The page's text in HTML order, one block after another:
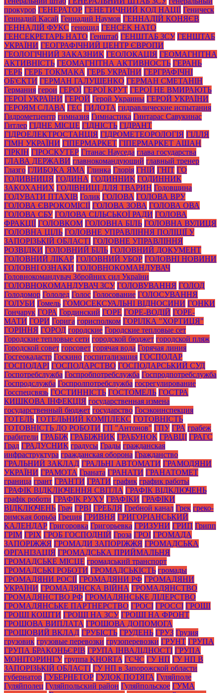
прокурор ГЕНЕРАТОР ГЕНЕТИЧНИЙ КОД НАЦІЇ Геническ
Геннадий Касай Геннадий Наумов ГЕННАДІЙ КОНЯЄВ
ГЕННАДІЙ ФУКС геноцид ГЕНСЕК НАТО
ГЕНСЕКРЕТАРЬ НАТО Генштаб ГЕНШТАБ ЗСУ ГЕНШТАБ
УКРАЇНИ ГЕОГРАФІЧНИЙ ЦЕНТР ЄВРОПИ
ГЕОЛОГІЧНИЙ ЗАКАЗНИК ГЕОЛОКАЦІЯ ГЕОМАГНІТНА
АКТИВНІСТЬ ГЕОМАГНІТНА АКТИВНОСТЬ ГЕРАНЬ
ГЕРБ ГЕРБ ТОКМАКА ГЕРБ УКРАЇНИ ГЕРГРАФІЧНІ
ОБ'ЄКТИ ГЕРМАН ГАЛУЩЕНКО ГЕРМАН СМЕТАНІН
Германия герои ГЕРОЇ ГЕРОЇ КРУТ ГЕРОЇ НЕ ВМИРАЮТЬ
ГЕРОЇ УКРАЇНИ ГЕРОЙ Герой Украины ГЕРОЙ УКРАЇНИ
ГЕРОЯМ СЛАВА ГЕС ГИДОТА гидравлические испытания
Гидрометцентр гимназия Гимнастика Гинтарас Савукинас
Гитлер ГІДНЕ МІСЦЕ ГІДНІСТЬ ГІДРАНТ
ГІДРОЕЛЕКТРОСТАНЦІЯ ГІДРОМЕТЕОРОЛОГІЯ ГІЛЛЯ
ГІМН УКРАЇНИ ГІПЕРМАРКЕТ ГІПЕРМАРКЕТ АШАН
ГІРКІН ГІРОСКУТЕР Гітанас Науседа глава государства
ГЛАВА ДЕРЖАВИ главнокомандующий главный тренер
Глазго ГЛИБОКА ЯМА Глинка Глорія ГНІЙ ГНІТ ГО
ГОДИВНИЦЯ ГОДИНА ГОДИННИК ГОДИННИК
ЗАКОХАНИХ ГОДІВНИЦІ ДЛЯ ТВАРИН Годовщина
ГОДУВАТИ ПТАХІВ Голик ГОЛОВА ГОЛОВА ВРУ
ГОЛОВА ЄВРОКОМІСІЇ ГОЛОВА ЗОВА ГОЛОВА ОВА
ГОЛОВА СБУ ГОЛОВА СІЛЬСЬКОЇ РАДИ ГОЛОВА
ФРАКЦІЇ ГОЛОВКОМ ГОЛОВНА БІЛЬ ГОЛОВНА ВУЛИЦЯ
ГОЛОВНА ЦІЛЬ ГОЛОВНЕ УПРАВЛІННЯ ПОЛІЦІЇ У
ЗАПОРІЗЬКІЙ ОБЛАСТІ ГОЛОВНЕ УПРАВЛІННЯ
РОЗВІДКИ ГОЛОВНИЙ БІЛЬ ГОЛОВНИЙ ДОКУМЕНТ
ГОЛОВНИЙ ЛІКАР ГОЛОВНИЙ УБОР ГОЛОВНІ НОВИНИ
ГОЛОВНІ ОЗНАКИ ГОЛОВНОКОМАНДУВАЧ
Головнокомандувач Збройних сил України
ГОЛОВНОКОМАНДУВАЧ ЗСУ ГОЛОВУВАННЯ ГОЛОД
Голодомор Гололед Голос Голосование ГОЛОСУВАННЯ
ГОЛУБИ Гомель ГОМОСЕКСУАЛЬНІ ВІДНОСИНИ ГОНКИ
Гончарук ГОРА Гординский ГОРЕ ГОРЕ-ВОДІЙ ГОРЕ-
МАТИ ГОРИ Горига горисполком ГОРІЛКА "ХОРТИЦЯ"
ГОРІННЯ ГОРОД городские Городские тепловые сет
Городские тепловые сети городской бюджет городской пляж
Городской совет горсовет горячая вода Горячая линия
Госгеокадастр Госкино госпитализация ГОСПОДАР
ГОСПОДАРІ ГОСПОДАРСТВО ГОСПОДАРСЬКИЙ СУД
Госпотребслужба Госпробпотребслужба Госпродпотребслужба
Госпродслужба Госпролпотребслужба госрегулирование
Госспецсвязь ГОСТИННІСТЬ ГОСТОМЕЛЬ ГОСТРА
КИШКОВА ІНФЕКЦІЯ государственная измена
государственный бюджет государство Госэкоинспекция
ГОТЕЛЬ ГОТЕЛЬНИЙ КОМПЛЕКС ГОТОВНІСТЬ
ГОТОВНІСТЬ ДО РОБОТИ ГП "Антонов" ГПУ ГРА грабеж
грабители ГРАБІЖ ГРАБІЖНИК ГРАБУНОК ГРАВЦІ ГРАГС
Град ГРАДУСНИК градусы Грады гражданская
инфраструктура гражданская оборона Гражданство
ГРАЛЬНИЙ ЗАКЛАД ГРАЛЬНІ АВТОМАТИ ГРАМОДЯНИ
УКРАЇНИ ГРАМОТА Граната ГРАНАТИ ГРАНАТОМЕТ
граница грант ГРАНТИ ГРАТИ график график работы
ГРАФІК ВІДКЛЮЧЕННЯ СВІТЛА ГРАФІК ВІДКЛЮЧЕНЬ
графік роботи ГРАФІК РУХУ ГРАФІКИ ГРАФІКИ
ВІДКЛЮЧЕНЬ Грач ГРВІ ГРЕБЛЯ Гребной канал Грек греко-
римская борьба Греция ГРИВНЯ ГРИГОРІАНСЬКИЙ
КАЛЕНДАР Григоровка Григорьевка ГРИЗУНИ ГРИП Грипп
ГРІМ ГРІХ ГРОБ ГОСПОДНІЙ Гроза ГРОІ ГРОМАДА
ЗАПОРІЖЖЯ ГРОМАДИ ЗАПОРІЖЖЯ ГРОМАДСЬКА
ОРГАНІЗАЦІЯ ГРОМАДСЬКА ПРИЙМАЛЬНЯ
ГРОМАДСЬКЕ МІСЦЕ громадський транспорт
ГРОМАДСЬКІ РОБОТИ ГРОМАДСЬКІСТЬ громады
ГРОМАДЯНИ РОСІЇ ГРОМАДЯНИ РФ ГРОМАДЯНИ
УКРАЇНИ ГРОМАДЯНСКА ВІЙНА ГРОМАДЯНСТВО
ГРОМАДЯНСТВО РФ ГРОМАДЯНСЬКЕ ЛІДЕРСТВО
ГРОМАДЯНСЬКЕ ПАРТНЕРСТВО ГРОСІ ГРОССІ ГРОШІ
ГРОШІ КОШТИ ГРОШІ НА ЗСУ ГРОШІ НА ФРОНТ
ГРОШОВА ВИПЛАТА ГРОШОВА ДОПОМОГА
ГРОШОВИЙ ВКЛАД ГРУБІСТЬ ГРУДЕНЬ ГРУЗ Грузия
грузовик грузовые перевозки грузоперевозки ГРУНТ ГРУПА
ГРУПА БРАКОНЬЄРІВ ГРУПА ІНВАЛІДНОСТІ ГРУПА
МОНІТОРИНГУ группа KHORTA ГСЧС ГУ НП ГУ НП В
ЗАПОРІЗЬКІЙ ОБЛАСТІ ГУ НП в Запорожской области
губернатор ГУБЕРНЕТОР ГУДОК ПОТЯГА Гуляйполе
Гуляйполец Гуляйпольский район Гуляйпольское ГУМА